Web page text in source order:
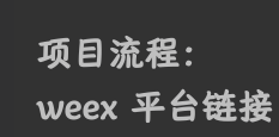
项目流程：
weex 平台链